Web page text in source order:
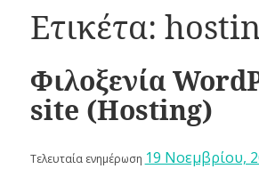
Ετικέτα:
Φιλοξενία
site (Hosting)
Τελευταία ενημέρωση 19 Νοεμβρίου,